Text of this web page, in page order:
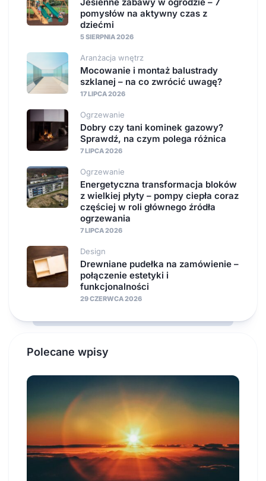
pomysłów na aktywny czas z
dziećmi
5 SIERPNIA 2026
Aranżacja wnętrz
Mocowanie i montaż balustrady
szklanej – na co zwrócić uwagę?
17 LIPCA 2026
Ogrzewanie
Dobry czy tani kominek gazowy?
Sprawdź, na czym polega różnica
7 LIPCA 2026
Ogrzewanie
Energetyczna transformacja bloków
z wielkiej płyty – pompy ciepła coraz
częściej w roli głównego źródła
ogrzewania
7 LIPCA 2026
Design
Drewniane pudełka na zamówienie –
połączenie estetyki i
funkcjonalności
29 CZERWCA 2026
Polecane wpisy